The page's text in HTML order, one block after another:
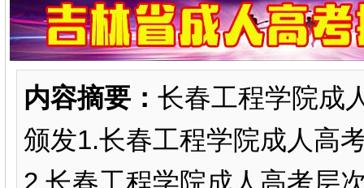
内容摘要： 长春工程学院成
颁发1.长春工程学院成人高
2.长春工程学院成人高考层